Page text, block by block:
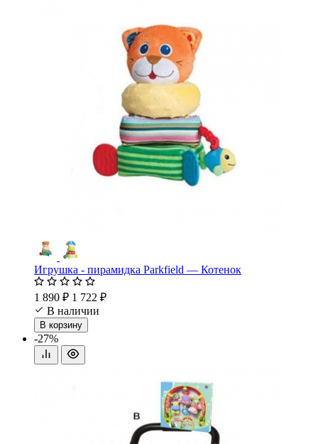
Игрушка - пирамидка Parkfield — Котенок
1 890 ₽ 1 722 ₽
В наличии
В корзину
-27%